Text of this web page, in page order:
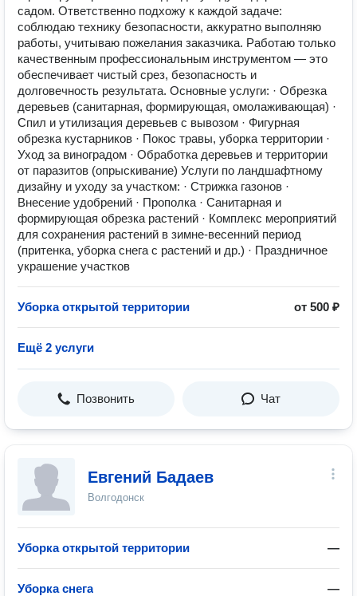
садом. Ответственно подхожу к каждой задаче:
соблюдаю технику безопасности, аккуратно выполняю
работы, учитываю пожелания заказчика. Работаю только
качественным профессиональным инструментом — это
обеспечивает чистый срез, безопасность и
долговечность результата. Основные услуги: · Обрезка
деревьев (санитарная, формирующая, омолаживающая) ·
Спил и утилизация деревьев с вывозом · Фигурная
обрезка кустарников · Покос травы, уборка территории ·
Уход за виноградом · Обработка деревьев и территории
от паразитов (опрыскивание) Услуги по ландшафтному
дизайну и уходу за участком: · Стрижка газонов ·
Внесение удобрений · Прополка · Санитарная и
формирующая обрезка растений · Комплекс мероприятий
для сохранения растений в зимне-весенний период
(притенка, уборка снега с растений и др.) · Праздничное
украшение участков
Уборка открытой территории от 500 ₽
Ещё 2 услуги
Позвонить Чат
Евгений Бадаев
Волгодонск
Уборка открытой территории —
Уборка снега —